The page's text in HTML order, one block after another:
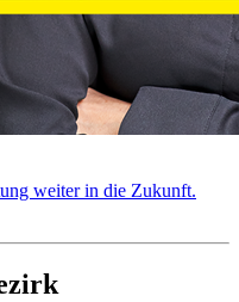
weiter in die Zukunft.